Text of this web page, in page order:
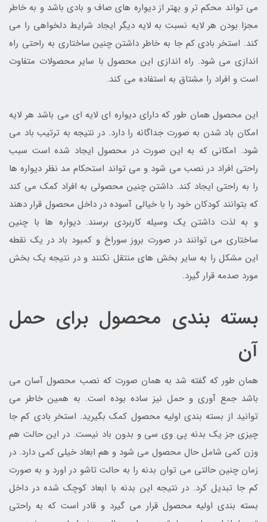
می تواند محکم تر و بهتر از دیواره های صاف و بادی باشد و به خاطر
مجزا بودن هر لایه نسبت به لایه دیگر ایجاد شرایط دلخواهی را می
کند. استخر بادی کم جا به خاطر داشتن چنین ساختاری به راحتی راه
اندازی می شود. راه اندازی این محصول با سایر محصولات متفاوت
است و افراد را مشتاق به استفاده می کند.
این محصول همان طور که دارای دیواره ای لایه ای می باشد هر لایه
امکان باد شدن به صورت جداگانه را دارد. در نتیجه به ترتیب باد می
شود. امکانی که به این صورت در محصول ایجاد شده است سبب
راحتی افراد در نصب می شود و می تواند استحکام مد نظر دیواره ها
را به راحتی ایجاد کند. داشتن چنین محصولی به افراد کمک می کند
که بتوانند کودکان خود را با خیالی آسوده در داخل محصول قرار دهند
و به لذت داشتن یک وسیله کاربردی برسند. دیواره ها با چنین
ساختاری می توانند در صورت بروز سوراخ و کمبود باد در یک نقطه
این مشکل را به سایر بخش های منتقل نکنند و در نتیجه یک بخش
مورد صدمه قرار گیرد.
بسته بندی محصول برای حمل
آن
همان طور که گفته شد به همان صورت که نصب محصول آسان می
باشد جمع آوری و حمل نیز ساده بوده است. به همین خاطر می
توانید از بسته بندی اولیه محصول کمک بگیرید. استخر بادی کم جا
چیزی جز یک بدنه پی وی سی و بدون باد نیست. در این حالت هم
وزن کمی شامل حال محصول می شود و هم ابعاد خیلی کمی دارد. در
زمان چنین حالتی می توان بدنه را به حالت تاشو در اورد و به صورت
کم جا تبدیل کرد. در نتیجه این بدنه با ابعاد کوچک شده در داخل
بسته بندی اولیه محصول قرار می گیرد و قادر است که به راحتی